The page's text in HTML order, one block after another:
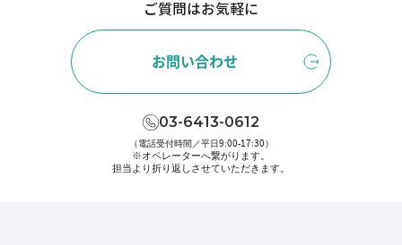
ご質問はお気軽に
お問い合わせ
03-6413-0612
（電話受付時間／平日9:00-17:30）
※オペレーターへ繋がります。
担当より折り返しさせていただきます。